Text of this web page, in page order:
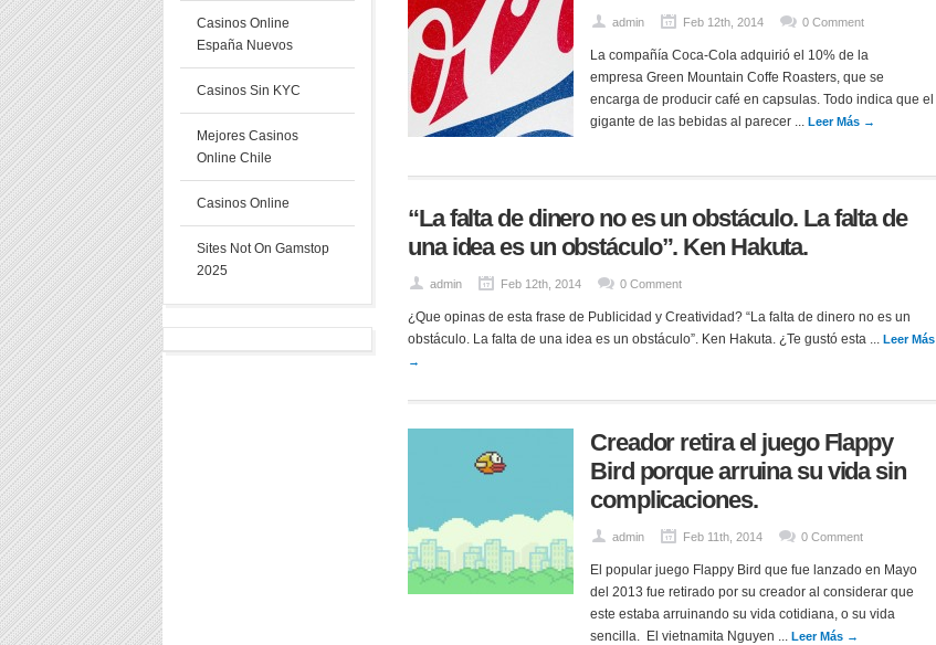
Casinos Online
España Nuevos
Casinos Sin KYC
Mejores Casinos
Online Chile
Casinos Online
Sites Not On Gamstop
2025
admin Feb 12th, 2014 0 Comment
La compañía Coca-Cola adquirió el 10% de la
empresa Green Mountain Coffe Roasters, que se
encarga de producir café en capsulas. Todo indica que el
gigante de las bebidas al parecer ... Leer Más →
“La falta de dinero no es un obstáculo. La falta de
una idea es un obstáculo”. Ken Hakuta.
admin Feb 12th, 2014 0 Comment
¿Que opinas de esta frase de Publicidad y Creatividad? “La falta de dinero no es un
obstáculo. La falta de una idea es un obstáculo”. Ken Hakuta. ¿Te gustó esta ... Leer Más
→
Creador retira el juego Flappy
Bird porque arruina su vida sin
complicaciones.
admin Feb 11th, 2014 0 Comment
El popular juego Flappy Bird que fue lanzado en Mayo
del 2013 fue retirado por su creador al considerar que
este estaba arruinando su vida cotidiana, o su vida
sencilla. El vietnamita Nguyen ... Leer Más →